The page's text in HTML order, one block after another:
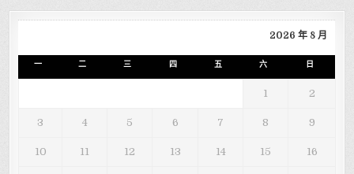
2026 年 8 月
一 二 三 四 五 六 日
1 2
3 4 5 6 7 8 9
10 11 12 13 14 15 16